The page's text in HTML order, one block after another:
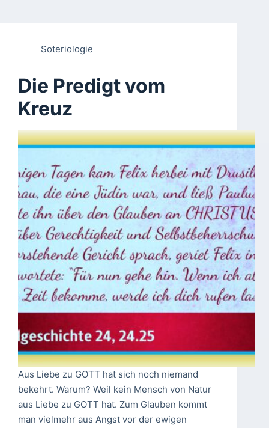
Soteriologie
Die Predigt vom
Kreuz
Aus Liebe zu GOTT hat sich noch niemand
bekehrt. Warum? Weil kein Mensch von Natur
aus Liebe zu GOTT hat. Zum Glauben kommt
man vielmehr aus Angst vor der ewigen